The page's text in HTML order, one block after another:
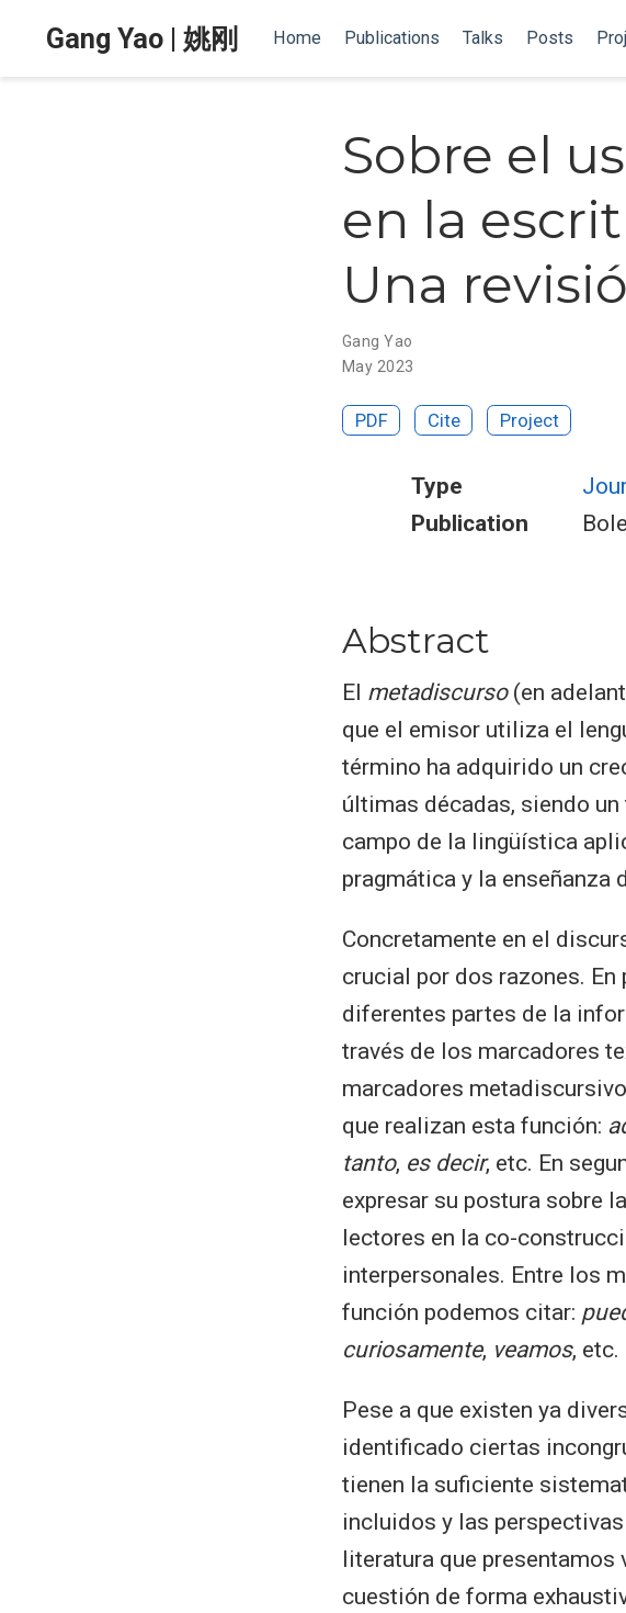
Gang Yao | 姚刚 Home Publications Talks Posts
Sobre el
en la
Una
Gang Yao
May 2023
PDF Cite Project
Type
Publication
Abstract
El metadiscurso(en
que el emisor utiliza el
término ha adquirido un
últimas décadas, siendo
campo de la lingüística
pragmática y la enseñanza
Concretamente en el
crucial por dos razones.
diferentes partes de la
través de los marcadores
marcadores
que realizan esta función:
tanto, es decir, etc. En
expresar su postura sobre
lectores en la co-
interpersonales. Entre los
función podemos citar:
curiosamente, veamos, etc.
Pese a que existen ya
identificado ciertas
tienen la suficiente
incluidos y las
literatura que
cuestión de forma